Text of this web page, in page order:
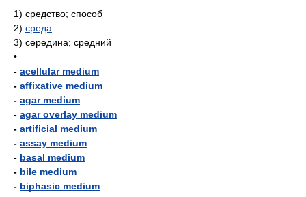
1) средство; способ
2) среда
3) середина; средний
•
- acellular medium
- affixative medium
- agar medium
- agar overlay medium
- artificial medium
- assay medium
- basal medium
- bile medium
- biphasic medium